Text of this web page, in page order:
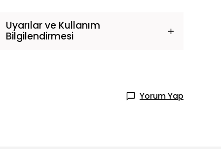
Uyarılar ve Kullanım
Bilgilendirmesi
Yorum Yap